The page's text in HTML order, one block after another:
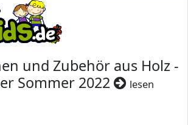
und Zubehör aus Holz -
Sommer 2022
lesen